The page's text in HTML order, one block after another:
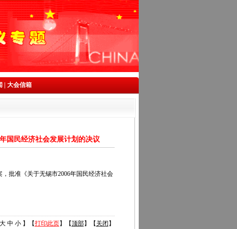
大会信箱
国民经济社会发展计划的决议
批准《关于无锡市2006年国民经济社会
大 中 小】【打印此页】【顶部】【 关闭 】